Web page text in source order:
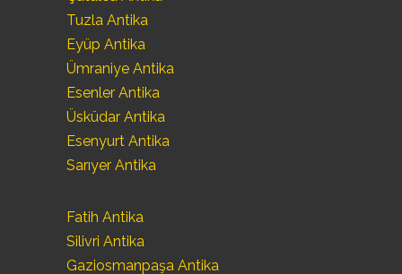
Tuzla Antika
Eyüp Antika
Ümraniye Antika
Esenler Antika
Üsküdar Antika
Esenyurt Antika
Sarıyer Antika
Fatih Antika
Silivri Antika
Gaziosmanpaşa Antika